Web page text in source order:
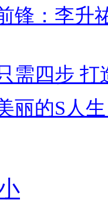
锋：李升
需四步 打
丽的S人